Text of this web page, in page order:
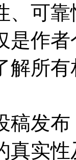
、可
是作
解所
稿发
真实